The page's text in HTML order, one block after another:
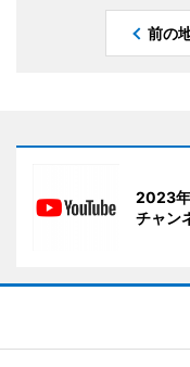
前の
2023年
チャン